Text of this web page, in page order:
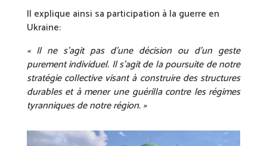
Il explique ainsi sa participation à la guerre en
Ukraine:
« Il ne s’agit pas d’une décision ou d’un geste
purement individuel. Il s’agit de la poursuite de notre
stratégie collective visant à construire des structures
durables et à mener une guérilla contre les régimes
tyranniques de notre région. »